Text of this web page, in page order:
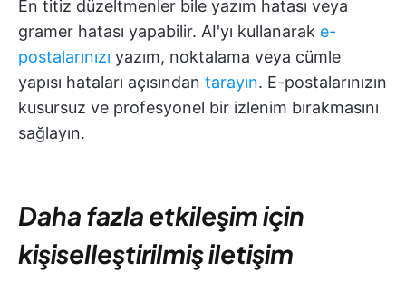
En titiz düzeltmenler bile yazım hatası veya
gramer hatası yapabilir. AI'yı kullanarak e-
postalarınızı yazım, noktalama veya cümle
yapısı hataları açısından tarayın. E-postalarınızın
kusursuz ve profesyonel bir izlenim bırakmasını
sağlayın.
Daha fazla etkileşim için
kişiselleştirilmiş iletişim